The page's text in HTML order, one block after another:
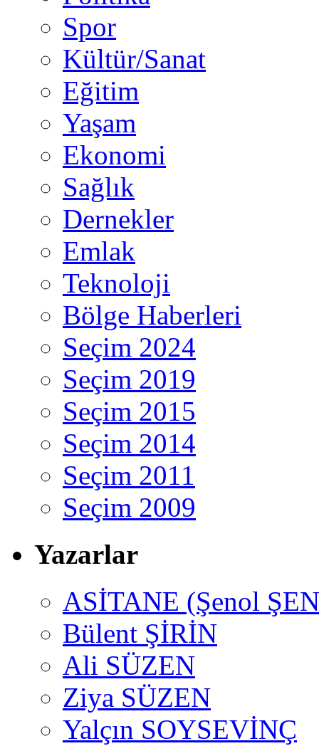
Spor
Kültür/Sanat
Eğitim
Yaşam
Ekonomi
Sağlık
Dernekler
Emlak
Teknoloji
Bölge Haberleri
Seçim 2024
Seçim 2019
Seçim 2015
Seçim 2014
Seçim 2011
Seçim 2009
Yazarlar
ASİTANE (Şenol
Bülent ŞİRİN
Ali SÜZEN
Ziya SÜZEN
Yalçın SOYSEVİNÇ